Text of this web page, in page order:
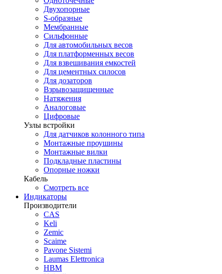
Двухопорные
S-образные
Мембранные
Сильфонные
Для автомобильных весов
Для платформенных весов
Для взвешивания емкостей
Для цементных силосов
Для дозаторов
Взрывозащищенные
Натяжения
Аналоговые
Цифровые
Узлы встройки
Для датчиков колонного типа
Монтажные проушины
Монтажные вилки
Подкладные пластины
Опорные ножки
Кабель
Смотреть все
Индикаторы
Производители
CAS
Keli
Zemic
Scaime
Pavone Sistemi
Laumas Elettronica
HBM